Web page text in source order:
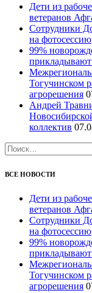
Дети из
ветеранов
Сотрудники
на фотосессию
99%
прикладывают
Тогучинском
агрорешения
Андрей
коллектив
Найти:
ВСЕ НОВОСТИ
Дети из
ветеранов
Сотрудники
на фотосессию
99%
прикладывают
Тогучинском
агрорешения